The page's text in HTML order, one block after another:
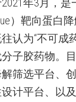
年3月，是
）靶向蛋白
认为“不可成
子胶药物。
筛选平台、
计平台、以